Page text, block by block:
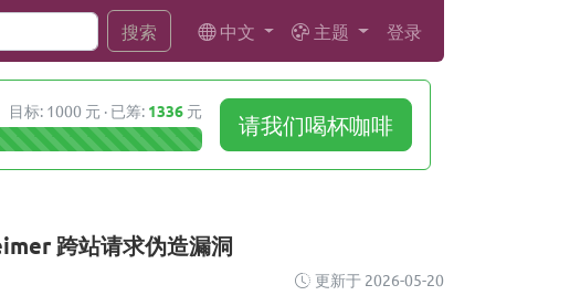
搜索 中文 主题 登录
目标: 1000 元 · 已筹: 1336 元
请我们喝杯咖啡
跨站请求伪造漏洞
更新于 2026-05-20